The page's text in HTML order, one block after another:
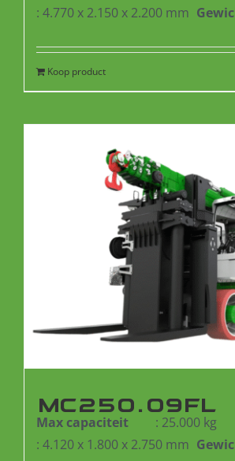
: 4.770 x 2.150 x 2.200 mm
Koop product
MC250.09FL
Max capaciteit : 25.000 kg
: 4.120 x 1.800 x 2.750 mm